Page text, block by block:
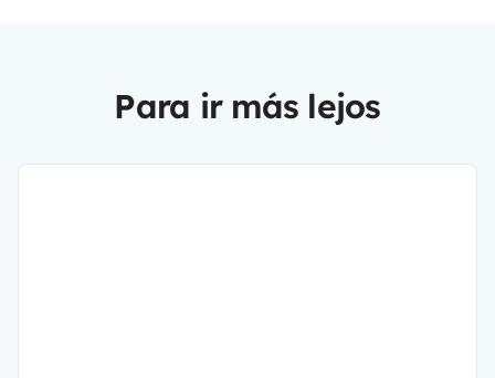
Para ir más lejos